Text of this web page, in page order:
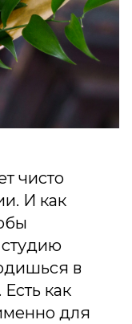
чисто
И как
в
как
для